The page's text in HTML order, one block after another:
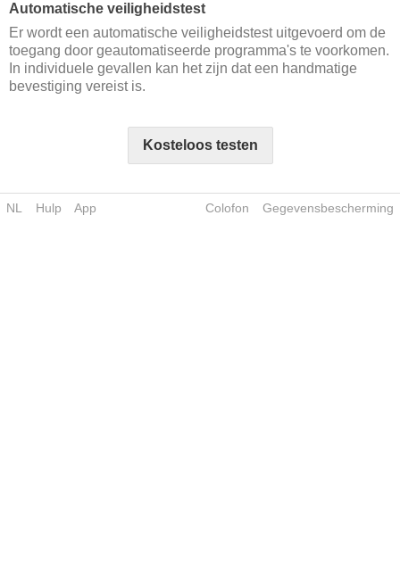
Automatische veiligheidstest
Er wordt een automatische veiligheidstest uitgevoerd om de
toegang door geautomatiseerde programma's te voorkomen.
In individuele gevallen kan het zijn dat een handmatige
bevestiging vereist is.
Kosteloos testen
NL Hulp App Colofon Gegevensbescherming